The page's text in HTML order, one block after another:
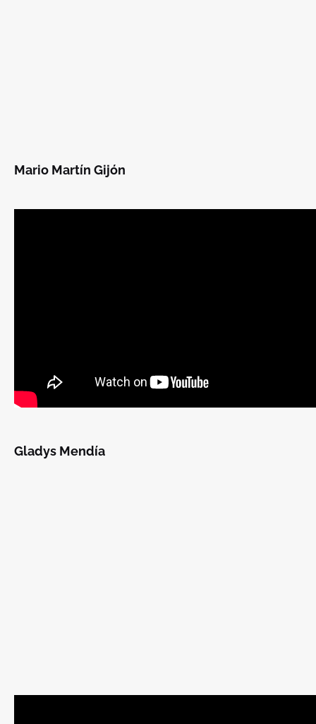
Mario Martín Gijón
Gladys Mendía